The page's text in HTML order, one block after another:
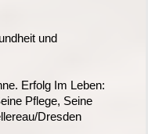
und
Erfolg Im Leben:
Pflege, Seine
Dresden